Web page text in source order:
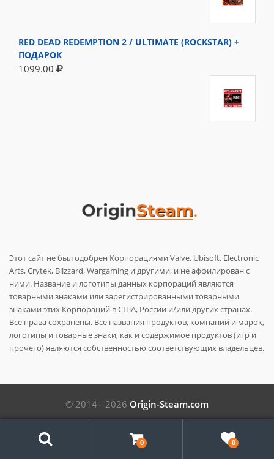
RED DEAD REDEMPTION 2 / ULTIMATE (ROCKSTAR) +
ПОДАРОК
1099.00
Этот сайт не был одобрен Корпорациями Valve, Ubisoft, Electronic
Arts, Crytek, Blizzard, Wargaming и другими, и не аффилирован с
ними. Название и логотипы данных корпораций являются
товарными знаками или зарегистрированными товарными
знаками этих Корпораций в США, России и/или других странах.
Все права сохранены. Все названия продуктов, компаний и марок,
логотипы и товарные знаки, как и содержимое продуктов (игр и
прочего) являются собственностью соответствующих владельцев.
© 2014 - 2026 Origin-Steam.com
0 0